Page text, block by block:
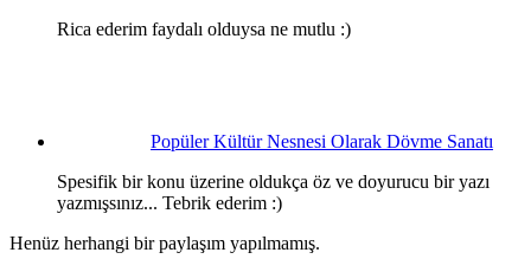
Rica ederim faydalı olduysa ne mutlu :)
Popüler Kültür Nesnesi Olarak Dövme Sanatı
Spesifik bir konu üzerine oldukça öz ve doyurucu bir yazı
yazmışsınız... Tebrik ederim :)
Henüz herhangi bir paylaşım yapılmamış.